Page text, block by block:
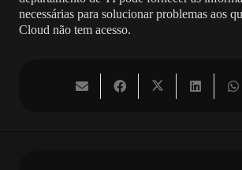
necessárias para solucionar problemas aos
Cloud não tem acesso.